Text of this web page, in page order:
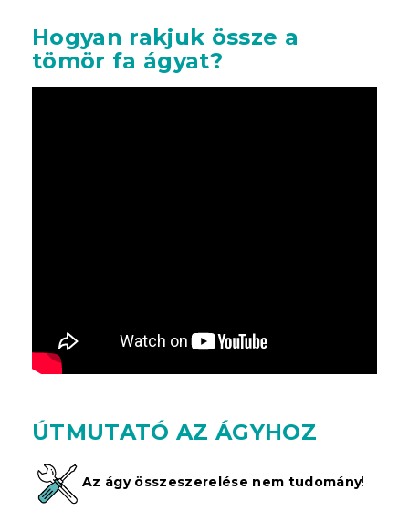
Hogyan rakjuk össze a
tömör fa ágyat?
ÚTMUTATÓ AZ ÁGYHOZ
Az ágy összeszerelése nem tudomány!